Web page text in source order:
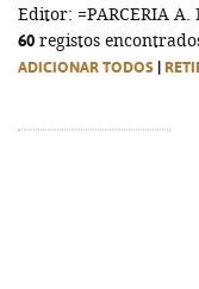
Editor: =PARCERIA A.
60 registos
ADICIONAR TODOS